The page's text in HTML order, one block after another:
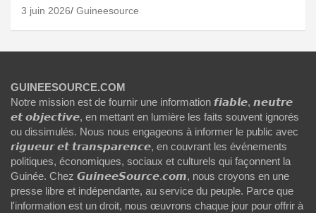
3 juin 2026 Guineesource
GUINEESOURCE.COM
Notre mission est de fournir une information 𝙛𝙞𝙖𝙗𝙡𝙚, 𝙣𝙚𝙪𝙩𝙧𝙚
𝙚𝙩 𝙤𝙗𝙟𝙚𝙘𝙩𝙞𝙫𝙚, en mettant en lumière les faits souvent ignorés
ou dissimulés. Nous nous engageons à informer le public avec
𝙧𝙞𝙜𝙪𝙚𝙪𝙧 𝙚𝙩 𝙩𝙧𝙖𝙣𝙨𝙥𝙖𝙧𝙚𝙣𝙘𝙚, en couvrant les événements
politiques, économiques, sociaux et culturels qui façonnent la
Guinée. Chez 𝙂𝙪𝙞𝙣𝙚𝙚𝙎𝙤𝙪𝙧𝙘𝙚.𝙘𝙤𝙢, nous croyons en une
presse libre et indépendante, au service du peuple. Parce que
l'information est un droit, nous œuvrons chaque jour pour offrir à